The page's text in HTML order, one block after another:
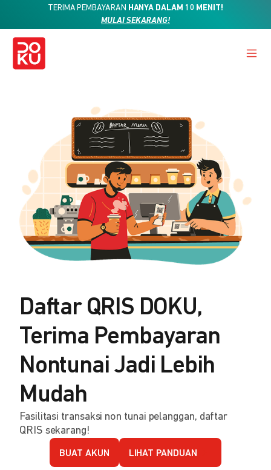
TERIMA PEMBAYARAN HANYA DALAM 10 MENIT!
MULAI SEKARANG!
Daftar QRIS DOKU,
Terima Pembayaran
Nontunai Jadi Lebih
Mudah
Fasilitasi transaksi non tunai pelanggan, daftar
QRIS sekarang!
BUAT AKUN LIHAT PANDUAN